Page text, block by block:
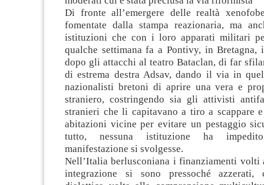
Di fronte all’emergere delle realtà
fomentate dalla stampa reazionaria, ma
istituzioni che con i loro apparati militari
qualche settimana fa a Pontivy, in Bretagna,
dopo gli attacchi al teatro Bataclan, di far
di estrema destra Adsav, dando il via in
nazionalisti bretoni di aprire una vera e
straniero, costringendo sia gli attivisti
stranieri che li capitavano a tiro a scappare
abitazioni vicine per evitare un pestaggio
tutto, nessuna istituzione ha
manifestazione si svolgesse.
Nell’Italia berlusconiana i finanziamenti
integrazione si sono pressoché azzerati,